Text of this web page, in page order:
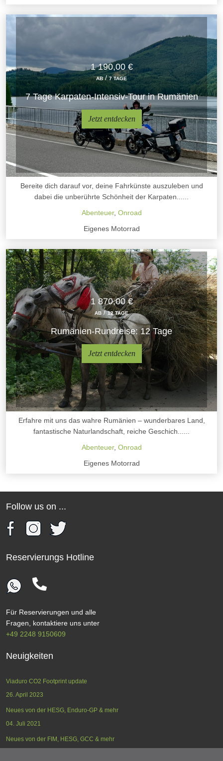
1 190,00 €
AB/7 TAGE
7 Tage Karpaten-Intensiv-Tour in Rumänien
Jetzt entdecken
Bereite dich darauf vor, deine Fahrkünste auszuleben und
dabei die unberührte Schönheit der Karpaten......
Abenteuer, Onroad
Eigenes Motorrad
1 870,00 €
AB/12 TAGE
Rumänien-Rundreise: 12 Tage
Jetzt entdecken
Erfahre mit uns das wahre Rumänien – wunderbares Land,
fantastische Naturlandschaft, reiche Geschich......
Abenteuer, Onroad
Eigenes Motorrad
Follow us on ...
Reservierungs Hotline
Für Reservierungen und alle
Fragen, kontaktiere uns unter
+49 2248 9150609
Neuigkeiten
Viaduro CO2 Footprint update
26. April 2023
Neues von der HESG, Enduro-GP & mehr
04. Juli 2021
Neues von der FIM, HESG, GCC & mehr